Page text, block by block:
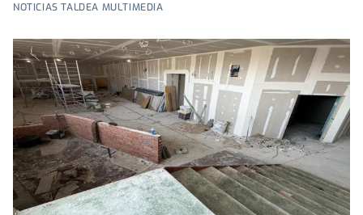
NOTICIAS TALDEA MULTIMEDIA